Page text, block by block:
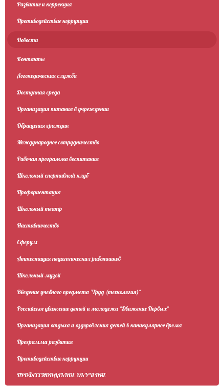
Развитие и коррекция
Противодействие коррупции
Новости
Контакты
Логопедическая служба
Доступная среда
Организация питания в учреждении
Обращения граждан
Международное сотрудничество
Рабочая программа воспитания
Школьный спортивный клуб
Профориентация
Школьный театр
Наставничество
Сферум
Аттестация педагогических работников
Школьный музей
Введение учебного предмета "Труд (технология)"
Российское движение детей и молодёжи "Движение Первых"
Организация отдыха и оздоровления детей в каникулярное время
Программа развития
Противодействие коррупции
ПРОФЕССИОНАЛЬНОЕ ОБУЧЕНИЕ